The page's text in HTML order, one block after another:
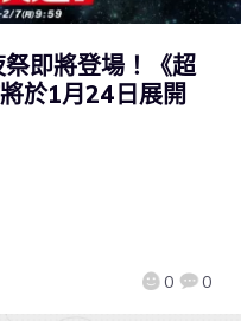
祭即將登場！《超
於1月24日展開
0 0